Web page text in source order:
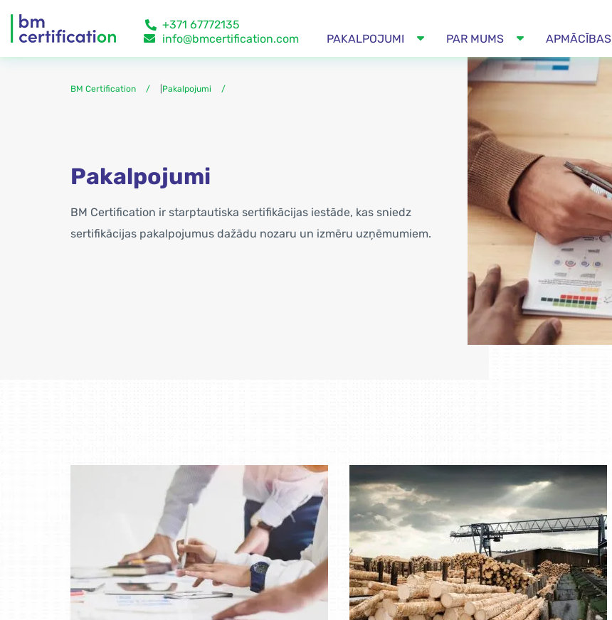
+371 67772135
info@bmcertification.com
PAKALPOJUMI PAR MUMS APMĀCĪBAS
BM Certification Pakalpojumi
Pakalpojumi
BM Certification ir starptautiska sertifikācijas iestāde, kas sniedz
sertifikācijas pakalpojumus dažādu nozaru un izmēru uzņēmumiem.